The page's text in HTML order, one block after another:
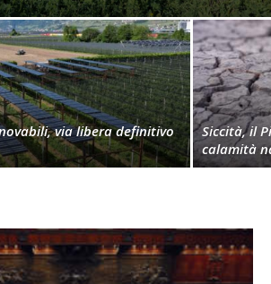
via libera definitivo
Siccità, il
calamità